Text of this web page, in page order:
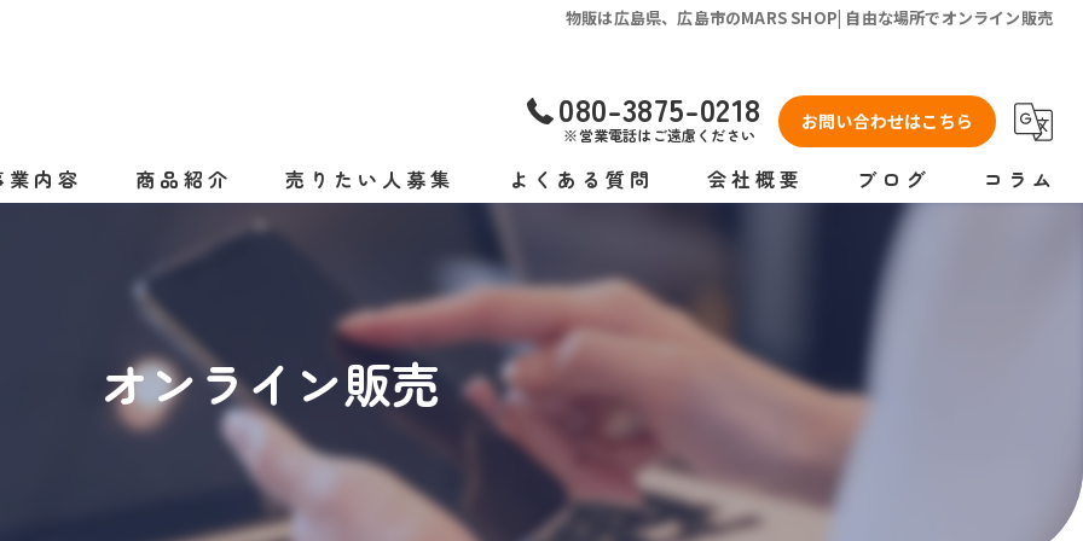
物販は広島県、広島市のMARS SHOP| 自由な場所でオンライン販売
080-3875-0218
※営業電話はご遠慮ください
お問い合わせはこちら
業内容 商品紹介 売りたい人募集
商品お取引業者様を募集します！
よくある質問 会社概要 ブログ コラム
オンライン販売